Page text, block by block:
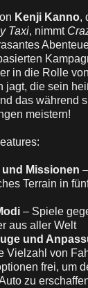
Kenji Kanno,
Taxi, nimmt
in die Rolle
jagt, die sein
das während
meistern!
und Missionen
Terrain in
– Spiele
aus aller Welt
und
Vielzahl von
frei, um
zu